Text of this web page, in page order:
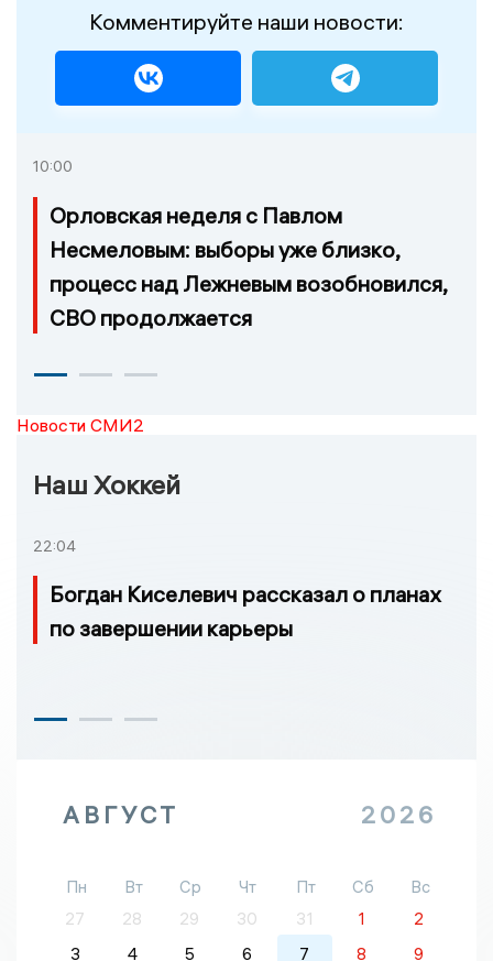
Комментируйте наши новости:
10:00
Орловская неделя с Павлом
Несмеловым: выборы уже близко,
процесс над Лежневым возобновился,
СВО продолжается
Новости СМИ2
Наш Хоккей
22:04
Богдан Киселевич рассказал о планах
по завершении карьеры
АВГУСТ 2026
Пн Вт Ср Чт Пт Сб
Вс
27
28 29 30 31 1
2
3
4 5 6 7 8
9